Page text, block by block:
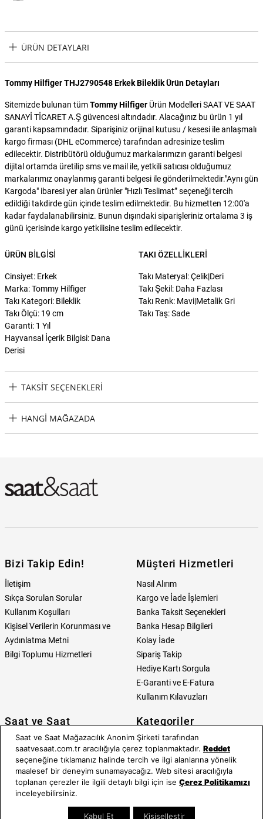
ÜRÜN DETAYLARI
Tommy Hilfiger THJ2790548 Erkek Bileklik Ürün Detayları
Sitemizde bulunan tümTommy Hilfiger Ürün Modelleri SAAT VE SAAT
SANAYİ TİCARET A.Ş güvencesi altındadır. Alacağınız bu ürün 1 yıl
garanti kapsamındadır. Siparişiniz orijinal kutusu / kesesi ile anlaşmalı
kargo firması (DHL eCommerce) tarafından adresinize teslim
edilecektir. Distribütörü olduğumuz markalarımızın garanti belgesi
dijital ortamda üretilip sms ve mail ile, yetkili satıcısı olduğumuz
markalarımız onaylanmış garanti belgesi ile gönderilmektedir."Aynı gün
Kargoda" ibaresi yer alan ürünler "Hızlı Teslimat” seçeneği tercih
edildiği takdirde gün içinde teslim edilmektedir. Bu hizmetten 12:00'a
kadar faydalanabilirsiniz. Bunun dışındaki siparişleriniz ortalama 3 iş
günü içerisinde kargo yetkilisine teslim edilecektir.
ÜRÜN BILGISI
Cinsiyet: Erkek
Marka: Tommy Hilfiger
Takı Kategori: Bileklik
Takı Ölçü: 19 cm
Garanti: 1 Yıl
Hayvansal İçerik Bilgisi: Dana
Derisi
TAKI ÖZELLIKLERI
Takı Materyal: Çelik|Deri
Takı Şekil: Daha Fazlası
Takı Renk: Mavi|Metalik Gri
Takı Taş: Sade
TAKSIT SEÇENEKLERI
HANGI MAĞAZADA
Bizi Takip Edin!
İletişim
Sıkça Sorulan Sorular
Kullanım Koşulları
Kişisel Verilerin Korunması ve
Aydınlatma Metni
Bilgi Toplumu Hizmetleri
Müşteri Hizmetleri
Nasıl Alırım
Kargo ve İade İşlemleri
Banka Taksit Seçenekleri
Banka Hesap Bilgileri
Kolay İade
Sipariş Takip
Hediye Kartı Sorgula
E-Garanti ve E-Fatura
Kullanım Kılavuzları
Saat ve Saat
Hakkımızda
Neden Saat ve Saat
Mağazalar
Kurumsal Satış
Mağazada Teknik Servis
Kategoriler
Erkek Saat
Kadın Saat
Tüm Ürünler
Takı & Aksesuar
İndirimliler
Saat ve Saat Mağazacılık Anonim Şirketi tarafından
saatvesaat.com.tr aracılığıyla çerez toplanmaktadır. Reddet
seçeneğine tıklamanız halinde tercih ve ilgi alanlarına yönelik
maalesef bir deneyim sunamayacağız. Web sitesi aracılığıyla
toplanan çerezler ile ilgili detaylı bilgi için ise Çerez Politikamızı
inceleyebilirsiniz.
Kabul Et Kişiselleştir